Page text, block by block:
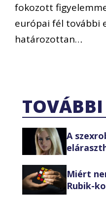
fokozott
európai fél további
határozottan…
A
Miért
Rubik-